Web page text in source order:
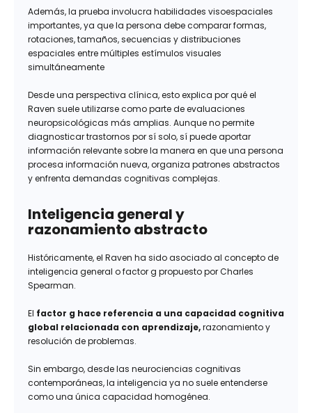
Además, la prueba involucra habilidades visoespaciales
importantes, ya que la persona debe comparar formas,
rotaciones, tamaños, secuencias y distribuciones
espaciales entre múltiples estímulos visuales
simultáneamente
Desde una perspectiva clínica, esto explica por qué el
Raven suele utilizarse como parte de evaluaciones
neuropsicológicas más amplias. Aunque no permite
diagnosticar trastornos por sí solo, sí puede aportar
información relevante sobre la manera en que una persona
procesa información nueva, organiza patrones abstractos
y enfrenta demandas cognitivas complejas.
Inteligencia general y
razonamiento abstracto
Históricamente, el Raven ha sido asociado al concepto de
inteligencia general o factor g propuesto por Charles
Spearman.
El factor g hace referencia a una capacidad cognitiva
global relacionada con aprendizaje,razonamiento y
resolución de problemas.
Sin embargo, desde las neurociencias cognitivas
contemporáneas, la inteligencia ya no suele entenderse
como una única capacidad homogénea.